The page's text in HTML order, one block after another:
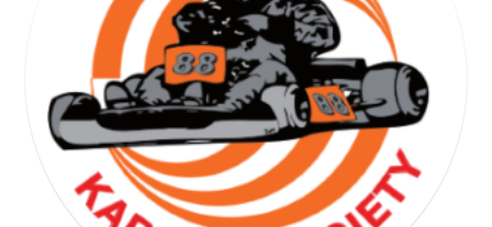
YOGA GYMNASTICS SOCIETY